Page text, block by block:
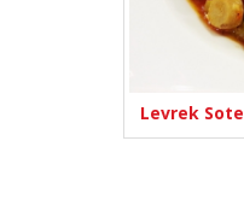
Levrek Sote